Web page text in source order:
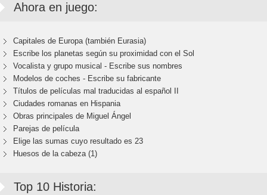
Ahora en juego:
Capitales de Europa (también Eurasia)
Escribe los planetas según su proximidad con el Sol
Vocalista y grupo musical - Escribe sus nombres
Modelos de coches - Escribe su fabricante
Títulos de películas mal traducidas al español II
Ciudades romanas en Hispania
Obras principales de Miguel Ángel
Parejas de película
Elige las sumas cuyo resultado es 23
Huesos de la cabeza (1)
Top 10 Historia: